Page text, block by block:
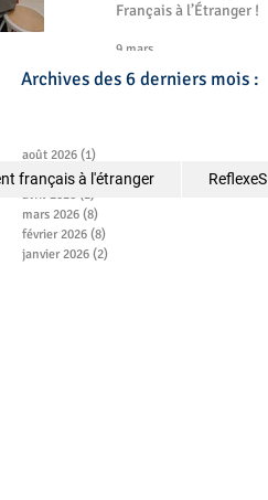
Français à l’Étranger !
9 mars
Archives des 6 derniers mois :
août 2026 (1)
juillet 2026 (2)2 posts
avril 2026 (2)
mars 2026 (8)
février 2026 (8)
janvier 2026 (2)
français à l'étranger ReflexeS